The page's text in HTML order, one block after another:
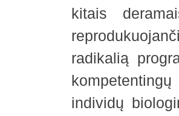
kitais
radikalią
individų